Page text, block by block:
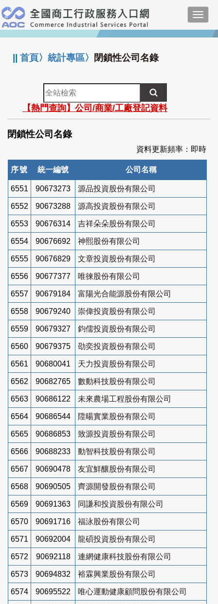
跳
到
主
要
:::
||首頁〉統計專區〉 閉鎖性公司名錄
全
站
檢
索
【熱門查詢】公司/商業/工廠登記資料
閉鎖性公司名錄
資料更新頻率：即時
序號 統一編號 公司名稱
6551 90673273 源品投資股份有限公司
6552 90673288 源高投資股份有限公司
6553 90676314 吉祥朵朵股份有限公司
6554 90676692 神熙股份有限公司
6555 90676829 文章投資股份有限公司
6556 90677377 唯徠股份有限公司
6557 90679184 富陽光合能源股份有限公司
6558 90679240 崇偉投資股份有限公司
6559 90679327 鈞儒投資股份有限公司
6560 90679375 劭奕投資股份有限公司
6561 90680041 天力投資股份有限公司
6562 90682765 數動科技股份有限公司
6563 90686122 未來農場工程股份有限公司
6564 90686544 陞暘實業股份有限公司
6565 90686853 致源投資股份有限公司
6566 90688233 動智科技股份有限公司
6567 90690478 友宜鮮釀股份有限公司
6568 90690505 齊源開發股份有限公司
6569 90691363 同謙和投資股份有限公司
6570 90691716 福泳股份有限公司
6571 90692004 龍碩投資股份有限公司
6572 90692118 連網健康科技股份有限公司
6573 90694832 裕霖興業股份有限公司
6574 90695522 唯心運動健康顧問股份有限公司